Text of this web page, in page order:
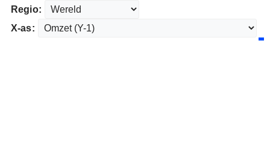
Regio:
X-as: